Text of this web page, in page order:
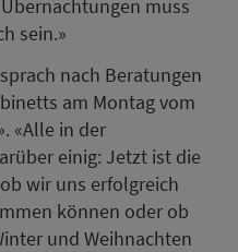
muss
sein.»
sprach nach Beratungen
am Montag vom
«Alle in der
einig: Jetzt ist die
wir uns erfolgreich
können oder ob
und Weihnachten